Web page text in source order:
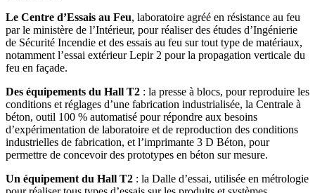
Le Centre d’Essais au Feu, laboratoire agréé en résistance au feu
par le ministère de l’Intérieur, pour réaliser des études d’Ingénierie
de Sécurité Incendie et des essais au feu sur tout type de matériaux,
notamment l’essai extérieur Lepir 2 pour la propagation verticale du
feu en façade.
Des équipements du Hall T2 : la presse à blocs, pour reproduire les
conditions et réglages d’une fabrication industrialisée, la Centrale à
béton, outil 100 % automatisé pour répondre aux besoins
d’expérimentation de laboratoire et de reproduction des conditions
industrielles de fabrication, et l’imprimante 3 D Béton, pour
permettre de concevoir des prototypes en béton sur mesure.
Un équipement du Hall T2 : la Dalle d’essai, utilisée en métrologie